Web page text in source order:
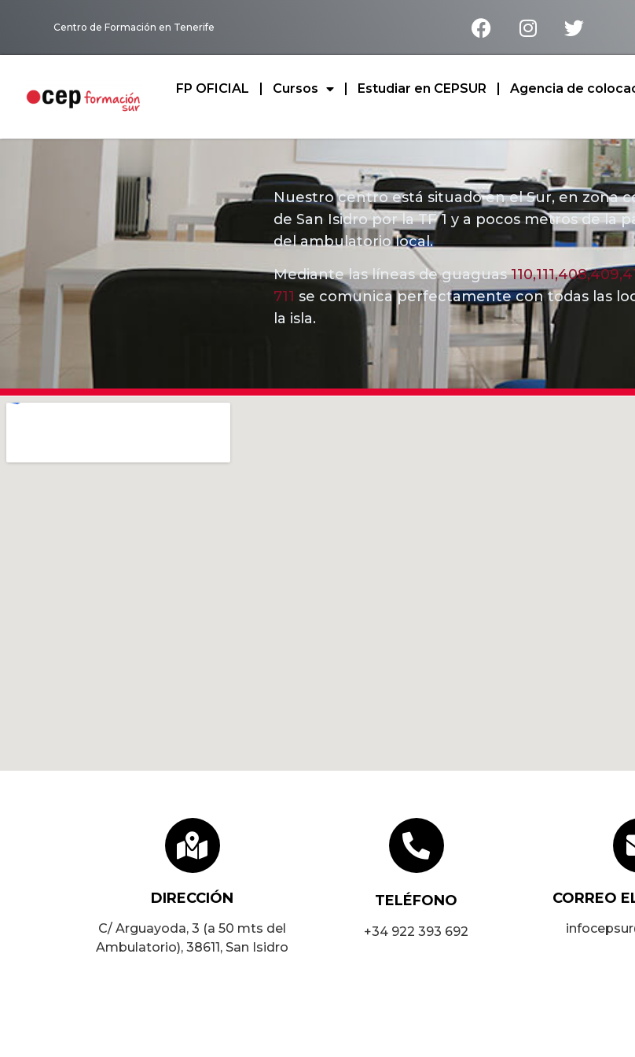
Centro de Formación en Tenerife
FP OFICIAL Cursos Estudiar en CEPSUR Agencia de
Nuestro centro está situado en el Sur, en zona
de San Isidro por la TF 1 y a pocos metros de la
del ambulatorio local.
Mediante las líneas de guaguas
711 se comunica perfectamente con todas las
la isla.
DIRECCIÓN
C/ Arguayoda, 3 (a 50 mts del
Ambulatorio), 38611, San Isidro
TELÉFONO
+34 922 393 692
CORREO